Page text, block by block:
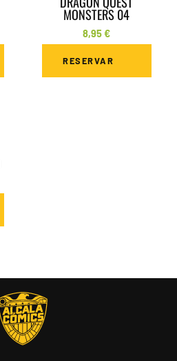
MONSTERS 04
8,95€
RESERVAR